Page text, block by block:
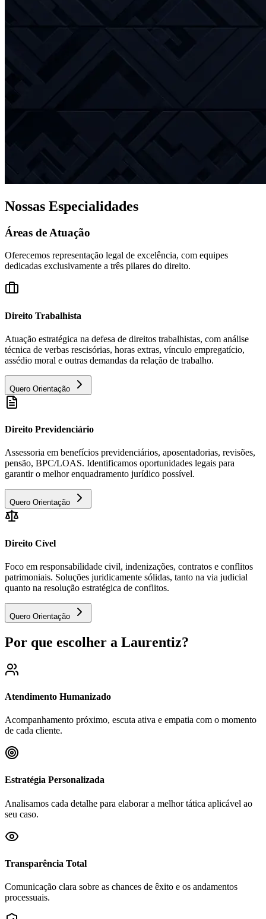
Nossas Especialidades
Áreas de Atuação
Oferecemos representação legal de excelência, com equipes
dedicadas exclusivamente a três pilares do direito.
Direito Trabalhista
Atuação estratégica na defesa de direitos trabalhistas, com análise
técnica de verbas rescisórias, horas extras, vínculo empregatício,
assédio moral e outras demandas da relação de trabalho.
Quero Orientação
Direito Previdenciário
Assessoria em benefícios previdenciários, aposentadorias, revisões,
pensão, BPC/LOAS. Identificamos oportunidades legais para
garantir o melhor enquadramento jurídico possível.
Quero Orientação
Direito Cível
Foco em responsabilidade civil, indenizações, contratos e conflitos
patrimoniais. Soluções juridicamente sólidas, tanto na via judicial
quanto na resolução estratégica de conflitos.
Quero Orientação
Por que escolher a Laurentiz?
Atendimento Humanizado
Acompanhamento próximo, escuta ativa e empatia com o momento
de cada cliente.
Estratégia Personalizada
Analisamos cada detalhe para elaborar a melhor tática aplicável ao
seu caso.
Transparência Total
Comunicação clara sobre as chances de êxito e os andamentos
processuais.